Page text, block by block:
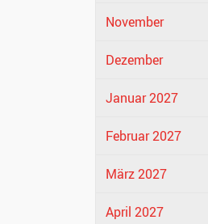
November
Dezember
Januar 2027
Februar 2027
März 2027
April 2027